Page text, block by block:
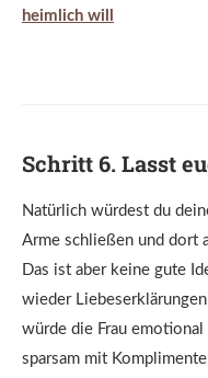
heimlich will
Schritt 6. Lasst
Natürlich würdest du
Arme schließen und dort
Das ist aber keine gute
wieder
würde die Frau
sparsam mit